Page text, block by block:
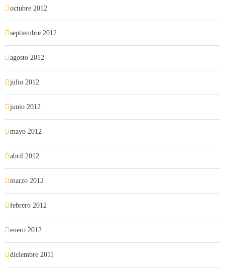
octubre 2012
septiembre 2012
agosto 2012
julio 2012
junio 2012
mayo 2012
abril 2012
marzo 2012
febrero 2012
enero 2012
diciembre 2011